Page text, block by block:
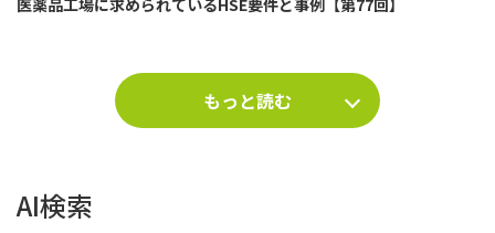
もっと読む
AI検索